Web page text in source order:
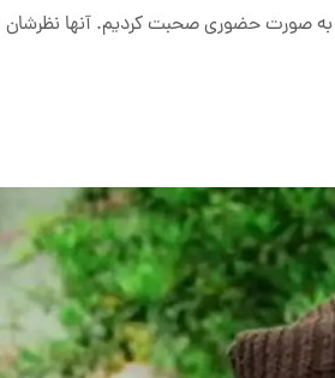
به صورت حضوری صحبت کردیم. آنها